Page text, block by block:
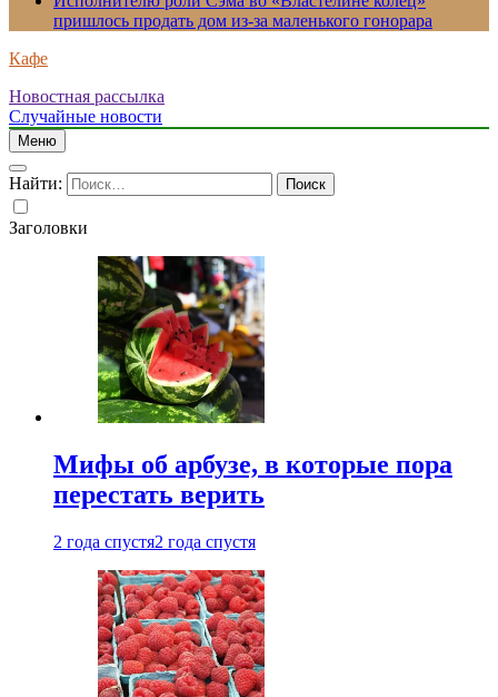
пришлось продать дом из-за маленького гонорара
Кафе
Новостная рассылка
Случайные новости
Меню
Найти:
Заголовки
Мифы об арбузе, в которые пора
перестать верить
2 года спустя2 года спустя